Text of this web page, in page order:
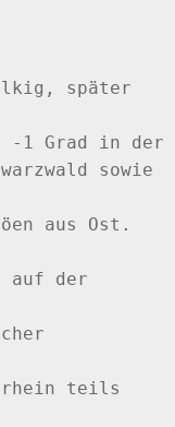
später
-1 Grad in der
sowie
aus Ost.
auf der
teils